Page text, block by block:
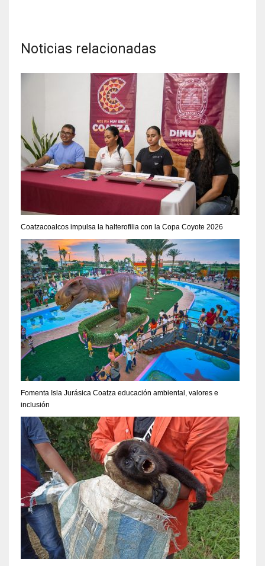
Noticias relacionadas
Coatzacoalcos impulsa la halterofilia con la Copa Coyote 2026
Fomenta Isla Jurásica Coatza educación ambiental, valores e
inclusión